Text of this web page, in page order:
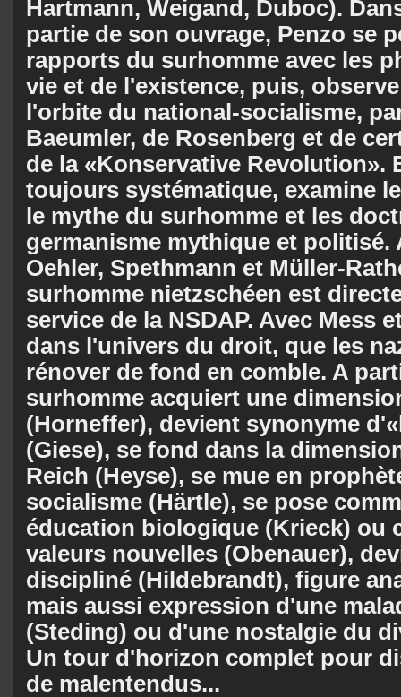
Hartmann, Weigand, Duboc).
partie de son ouvrage, Penzo se
rapports du surhomme avec les
vie et de l'existence, puis,
l'orbite du national-socialisme,
Baeumler, de Rosenberg et de
de la «Konservative Revolution».
toujours systématique, examine
le mythe du surhomme et les
germanisme mythique et politisé.
Oehler, Speth­mann et Müller-
surhomme nietzschéen est
service de la NSDAP. Avec Mess
dans l'univers du droit, que les
rénover de fond en comble. A
surhomme acquiert une
(Horneffer), devient synonyme
(Giese), se fond dans la
Reich (Heyse), se mue en
socialisme (Härtle), se pose
éducation biologique (Krieck) ou
va­leurs nouvelles (Obenauer),
discipliné (Hildebrandt), figure
mais aussi ex­pression d'une
(Steding) ou d'une nostalgie du
Un tour d'ho­ri­zon complet pour
de malentendus...